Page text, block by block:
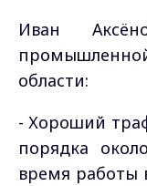
Иван
области:
- Хороший
порядка
время работы